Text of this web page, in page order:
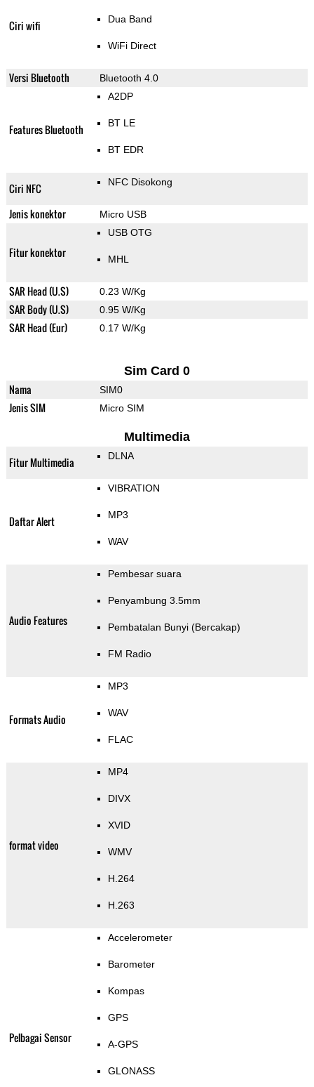
Ciri wifi Dua Band
WiFi Direct
Versi Bluetooth Bluetooth 4.0
Features Bluetooth
A2DP
BT LE
BT EDR
Ciri NFC NFC Disokong
Jenis konektor Micro USB
Fitur konektor
USB OTG
MHL
SAR Head (U.S) 0.23 W/Kg
SAR Body (U.S) 0.95 W/Kg
SAR Head (Eur) 0.17 W/Kg
Sim Card 0
Nama SIM0
Jenis SIM Micro SIM
Multimedia
Fitur Multimedia DLNA
Daftar Alert
VIBRATION
MP3
WAV
Audio Features
Pembesar suara
Penyambung 3.5mm
Pembatalan Bunyi (Bercakap)
FM Radio
Formats Audio
MP3
WAV
FLAC
format video
MP4
DIVX
XVID
WMV
H.264
H.263
Pelbagai Sensor
Accelerometer
Barometer
Kompas
GPS
A-GPS
GLONASS